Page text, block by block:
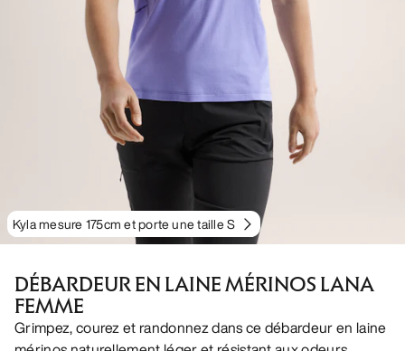
Kyla mesure 175cm et porte une taille S
DÉBARDEUR EN LAINE MÉRINOS LANA
FEMME
Grimpez, courez et randonnez dans ce débardeur en laine